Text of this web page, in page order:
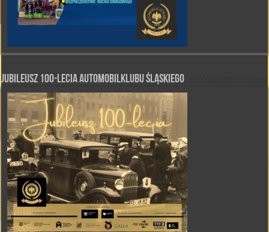
Jubileusz 100-lecia Automobilklubu Śląskiego